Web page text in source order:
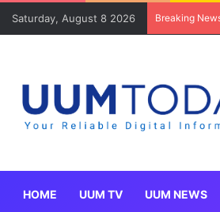
Saturday, August 8 2026 Breaking
HOME UUM TV UUM NEWS